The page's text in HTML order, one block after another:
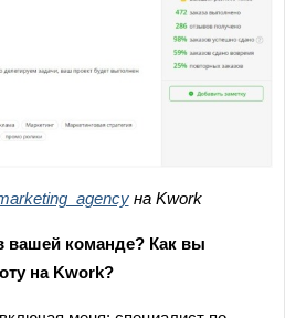
на Kwork
вашей команде? Как вы
на Kwork?